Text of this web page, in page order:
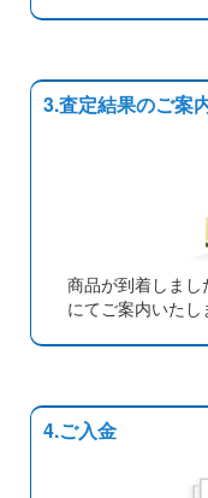
3.査定結果のご案
商品が到着しま
にてご案内いたし
4.ご入金